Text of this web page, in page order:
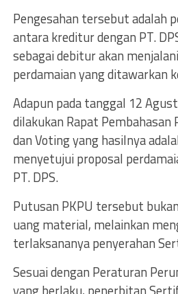
Pengesahan tersebut adalah
antara kreditur dengan PT.
sebagai debitur akan
perdamaian yang ditawarkan
Adapun pada tanggal 12
dilakukan Rapat Pembahasan
dan Voting yang hasilnya
menyetujui proposal
PT. DPS.
Putusan PKPU tersebut
uang material, melainkan
terlaksananya penyerahan
Sesuai dengan Peraturan